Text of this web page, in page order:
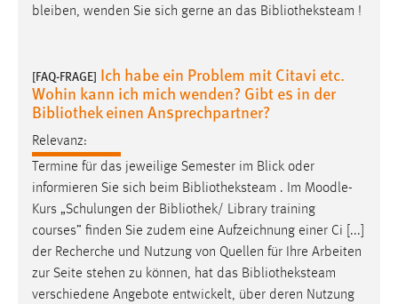
bleiben, wenden Sie sich gerne an das Bibliotheksteam !
[FAQ-FRAGE] Ich habe ein Problem mit Citavi etc.
Wohin kann ich mich wenden? Gibt es in der
Bibliothek einen Ansprechpartner?
Relevanz:
Termine für das jeweilige Semester im Blick oder
informieren Sie sich beim Bibliotheksteam . Im Moodle-
Kurs „Schulungen der Bibliothek/ Library training
courses” finden Sie zudem eine Aufzeichnung einer Ci [...]
der Recherche und Nutzung von Quellen für Ihre Arbeiten
zur Seite stehen zu können, hat das Bibliotheksteam
verschiedene Angebote entwickelt, über deren Nutzung